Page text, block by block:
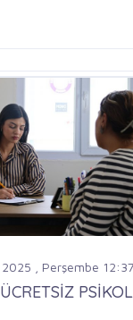
2025 , Perşembe 12:37